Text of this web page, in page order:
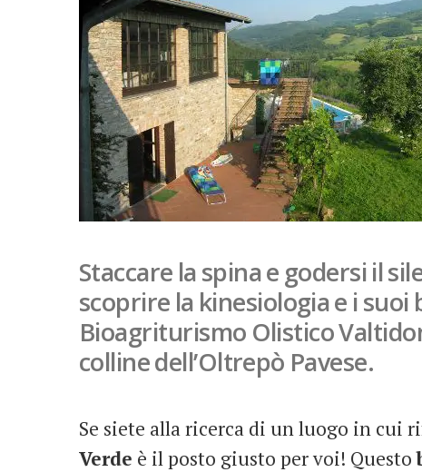
Staccare la spina e godersi il
scoprire la kinesiologia e i
Bioagriturismo Olistico
colline dell’Oltrepò Pavese.
Se siete alla ricerca di un luogo in cui
Verde è il posto giusto per voi! Questo